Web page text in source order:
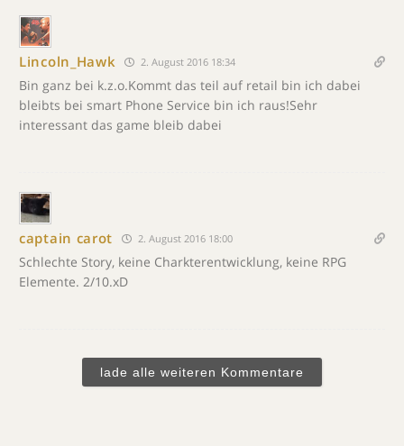
Lincoln_Hawk 2. August 2016 18:34
Bin ganz bei k.z.o.Kommt das teil auf retail bin ich dabei
bleibts bei smart Phone Service bin ich raus!Sehr
interessant das game bleib dabei
captain carot 2. August 2016 18:00
Schlechte Story, keine Charkterentwicklung, keine RPG
Elemente. 2/10.xD
lade alle weiteren Kommentare